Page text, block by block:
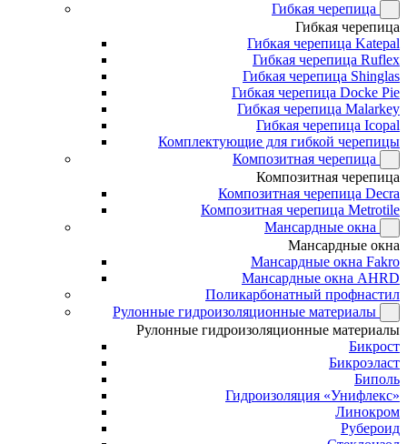
Гибкая черепица
Гибкая черепица
Гибкая черепица Katepal
Гибкая черепица Ruflex
Гибкая черепица Shinglas
Гибкая черепица Docke Pie
Гибкая черепица Malarkey
Гибкая черепица Icopal
Комплектующие для гибкой черепицы
Композитная черепица
Композитная черепица
Композитная черепица Decra
Композитная черепица Metrotile
Мансардные окна
Мансардные окна
Мансардные окна Fakro
Мансардные окна AHRD
Поликарбонатный профнастил
Рулонные гидроизоляционные материалы
Рулонные гидроизоляционные материалы
Бикрост
Бикроэласт
Биполь
Гидроизоляция «Унифлекс»
Линокром
Рубероид